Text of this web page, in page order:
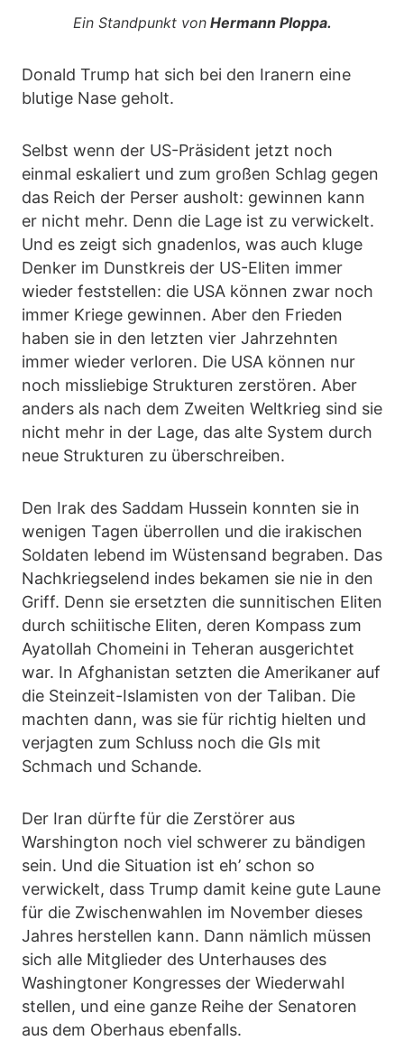
Ein Standpunkt vonHermann Ploppa.
Donald Trump hat sich bei den Iranern eine
blutige Nase geholt.
Selbst wenn der US-Präsident jetzt noch
einmal eskaliert und zum großen Schlag gegen
das Reich der Perser ausholt: gewinnen kann
er nicht mehr. Denn die Lage ist zu verwickelt.
Und es zeigt sich gnadenlos, was auch kluge
Denker im Dunstkreis der US-Eliten immer
wieder feststellen: die USA können zwar noch
immer Kriege gewinnen. Aber den Frieden
haben sie in den letzten vier Jahrzehnten
immer wieder verloren. Die USA können nur
noch missliebige Strukturen zerstören. Aber
anders als nach dem Zweiten Weltkrieg sind sie
nicht mehr in der Lage, das alte System durch
neue Strukturen zu überschreiben.
Den Irak des Saddam Hussein konnten sie in
wenigen Tagen überrollen und die irakischen
Soldaten lebend im Wüstensand begraben. Das
Nachkriegselend indes bekamen sie nie in den
Griff. Denn sie ersetzten die sunnitischen Eliten
durch schiitische Eliten, deren Kompass zum
Ayatollah Chomeini in Teheran ausgerichtet
war. In Afghanistan setzten die Amerikaner auf
die Steinzeit-Islamisten von der Taliban. Die
machten dann, was sie für richtig hielten und
verjagten zum Schluss noch die GIs mit
Schmach und Schande.
Der Iran dürfte für die Zerstörer aus
Warshington noch viel schwerer zu bändigen
sein. Und die Situation ist eh’ schon so
verwickelt, dass Trump damit keine gute Laune
für die Zwischenwahlen im November dieses
Jahres herstellen kann. Dann nämlich müssen
sich alle Mitglieder des Unterhauses des
Washingtoner Kongresses der Wiederwahl
stellen, und eine ganze Reihe der Senatoren
aus dem Oberhaus ebenfalls.